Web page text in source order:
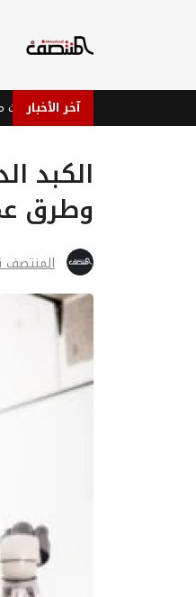
آخر الأخبار
القوات الحكومية تبث
الكبد
وطرق
المنتصف